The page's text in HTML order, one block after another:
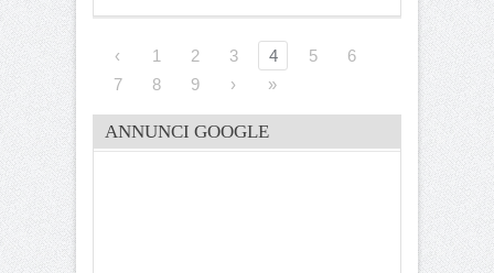
‹ 1 2 3 4 5
6
7
8 9 › »
ANNUNCI GOOGLE